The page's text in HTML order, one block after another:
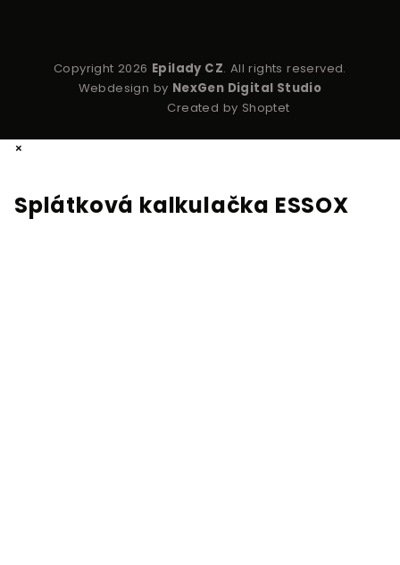
Copyright 2026 Epilady CZ. All rights reserved.
Webdesign by NexGen Digital Studio
Created by Shoptet
×
Splátková kalkulačka ESSOX